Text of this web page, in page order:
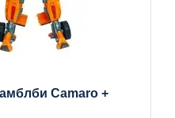
Camaro +